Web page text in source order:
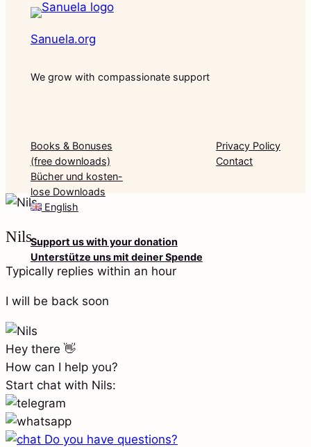
Sanuela.org
We grow with compassionate support
Books & Bonuses
(free downloads)
Bücher und kosten-
lose Downloads
English
Privacy Policy
Contact
Support us with your donation
Unterstütze uns mit deiner Spende
Nils
Typically replies within an hour
I will be back soon
Hey there 👋
How can I help you?
Start chat with Nils:
Do you have questions?